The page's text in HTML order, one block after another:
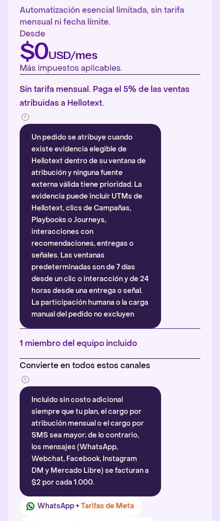
Automatización esencial limitada, sin tarifa
mensual ni fecha límite.
Desde
$0USD/mes
Más impuestos aplicables.
Sin tarifa mensual. Paga el 5% de las ventas
atribuidas a Hellotext.
Un pedido se atribuye cuando
existe evidencia elegible de
Hellotext dentro de su ventana de
atribución y ninguna fuente
externa válida tiene prioridad. La
evidencia puede incluir UTMs de
Hellotext, clics de Campañas,
Playbooks o Journeys,
interacciones con
recomendaciones, entregas o
señales. Las ventanas
predeterminadas son de 7 días
desde un clic o interacción y de 24
horas desde una entrega o señal.
La participación humana o la carga
manual del pedido no excluyen
automáticamente la atribución.
Más información
1 miembro del equipo incluido
Convierte en todos estos canales
Incluido sin costo adicional
siempre que tu plan, el cargo por
atribución mensual o el cargo por
SMS sea mayor; de lo contrario,
los mensajes (WhatsApp,
Webchat, Facebook, Instagram
DM y Mercado Libre) se facturan a
$2 por cada 1.000.
WhatsApp +Tarifas de Meta